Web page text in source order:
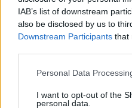
IAB’s list of downstream
also be disclosed by us to
Downstream Participants that
Please note that this
not limited to your visit or
Personal Data
I want to opt-out of the
personal data.
tüntetések elleni
szankciók által
biztonsági erők
fegyintézet került
összesen 89 iráni
szerepel.